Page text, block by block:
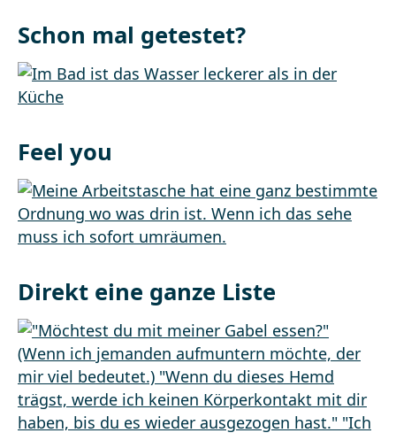
Schon mal getestet?
Feel you
Direkt eine ganze Liste